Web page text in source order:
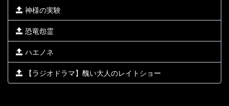
神様の実験
恐竜怨霊
ハエノネ
【ラジオドラマ】醜い大人のレイトショー